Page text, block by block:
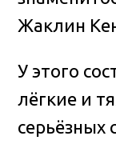
Жаклин
У этого
лёгкие и
серьёзных